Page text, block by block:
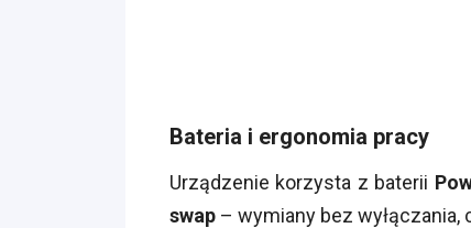
Bateria i ergonomia pracy
Urządzenie korzysta z baterii
swap – wymiany bez